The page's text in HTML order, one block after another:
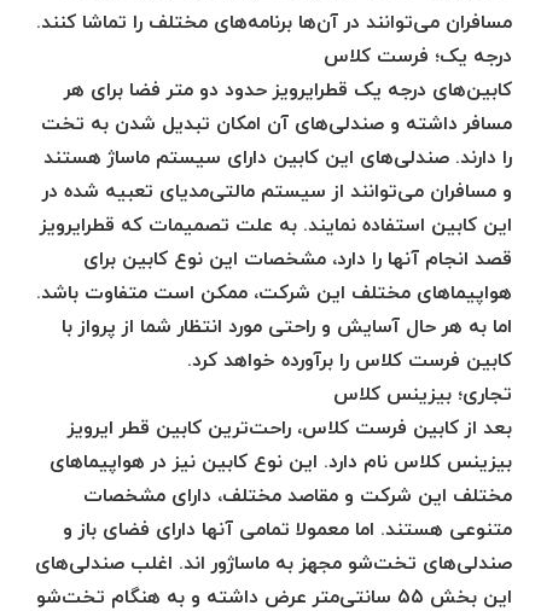
مسافران می‌توانند در آن‌ها برنامه‌های مختلف را تماشا کنند.
درجه یک؛ فرست کلاس
کابین‌های درجه یک قطرایرویز حدود دو متر فضا برای هر
مسافر داشته و صندلی‌های آن امکان تبدیل شدن به تخت
را دارند. صندلی‌های این کابین دارای سیستم ماساژ هستند
و مسافران می‌توانند از سیستم مالتی‌مدیای تعبیه شده در
این کابین استفاده نمایند. به علت تصمیمات که قطرایرویز
قصد انجام آنها را دارد، مشخصات این نوع کابین برای
هواپیماهای مختلف این شرکت، ممکن است متفاوت باشد.
اما به هر حال آسایش و راحتی مورد انتظار شما از پرواز با
کابین فرست کلاس را برآورده خواهد کرد.
تجاری؛ بیزینس کلاس
بعد از کابین فرست کلاس، راحت‌ترین کابین قطر ایرویز
بیزینس کلاس نام دارد. این نوع کابین نیز در هواپیماهای
مختلف این شرکت و مقاصد مختلف، دارای مشخصات
متنوعی هستند. اما معمولا تمامی آنها دارای فضای باز و
صندلی‌های تخت‌شو مجهز به ماساژور اند. اغلب صندلی‌های
این بخش ۵۵ سانتی‌متر عرض داشته و به هنگام تخت‌شو